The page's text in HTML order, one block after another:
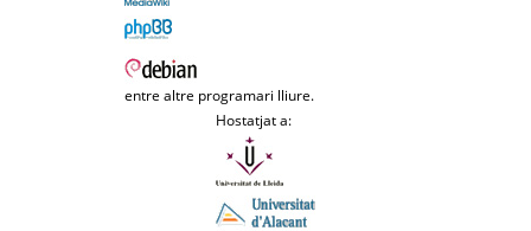
entre altre programari lliure.
Hostatjat a: